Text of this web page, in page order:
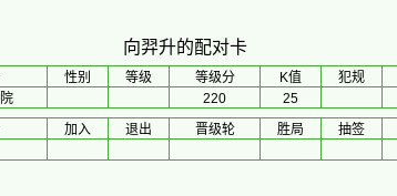
向羿升的配对卡
性别 等级 等级分 K值 犯规
220 25
加入 退出 晋级轮 胜局 抽签